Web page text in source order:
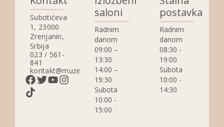
Subotićeva
1, 23000
Zrenjanin,
Srbija
023 / 561-
841
kontakt@muzejzrenjanin.org.rs
saloni
Radnim
danom
09:00 –
13:30
14:00 –
19:30
Subota
10:00 -
15:00
postavka
Radnim
danom
08:30 -
19:00
Subota
10:00 -
14:30